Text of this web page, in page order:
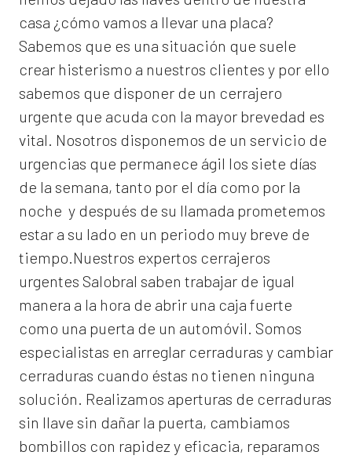
casa ¿cómo vamos a llevar una placa?
Sabemos que es una situación que suele
crear histerismo a nuestros clientes y por ello
sabemos que disponer de un cerrajero
urgente que acuda con la mayor brevedad es
vital. Nosotros disponemos de un servicio de
urgencias que permanece ágil los siete días
de la semana, tanto por el día como por la
noche y después de su llamada prometemos
estar a su lado en un periodo muy breve de
tiempo.Nuestros expertos cerrajeros
urgentes Salobral saben trabajar de igual
manera a la hora de abrir una caja fuerte
como una puerta de un automóvil. Somos
especialistas en arreglar cerraduras y cambiar
cerraduras cuando éstas no tienen ninguna
solución. Realizamos aperturas de cerraduras
sin llave sin dañar la puerta, cambiamos
bombillos con rapidez y eficacia, reparamos